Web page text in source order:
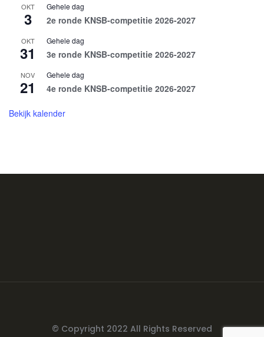
OKT
3
Gehele dag
2e ronde KNSB-competitie 2026-2027
OKT
31
Gehele dag
3e ronde KNSB-competitie 2026-2027
NOV
21
Gehele dag
4e ronde KNSB-competitie 2026-2027
Bekijk kalender
© Copyright 2022 All Rights Reserved